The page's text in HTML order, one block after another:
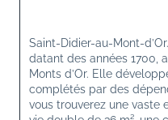
Saint-Didier-au-Mont-
datant des années 1700,
Monts d’Or. Elle
complétés par des
vous trouverez une vaste